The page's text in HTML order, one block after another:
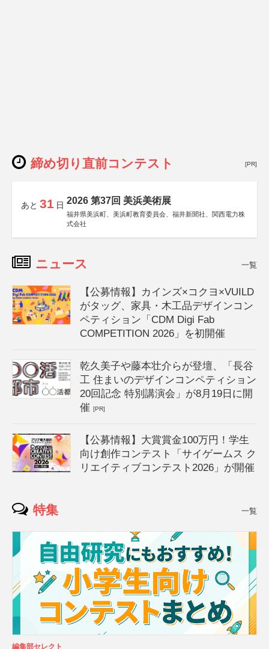
締め切り直前コンテスト [PR]
あと 31 日 2026 第37回 美浜美術展
福井県美浜町、美浜町教育委員会、福井新聞社、関西電力株
式会社
ニュース 一覧
【公募情報】カインズ×コクヨ×VUILD
がタッグ、家具・木工品デザインコン
ペティション「CDM Digi Fab
COMPETITION 2026」を初開催
乾久美子や藤本壮介らが登壇、「長谷
工 住まいのデザインコンペティション
20回記念 特別講演会」が8月19日に開
催[PR]
【公募情報】大賞賞金100万円！学生
向け創作コンテスト「サイゲームス ク
リエイティブコンテスト2026」が開催
特集 一覧
編集部セレクト